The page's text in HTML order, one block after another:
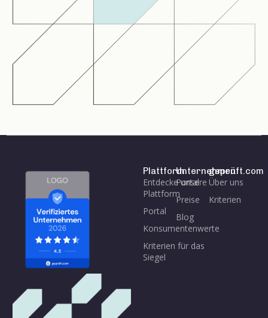
Plattform
Entdecke unsere
Plattform
Portal
Konsumentenwerte
Kriterien für das
Siegel
Unternehmen
Portal
Preise
Blog
geprüft.com
Über uns
Kriterien